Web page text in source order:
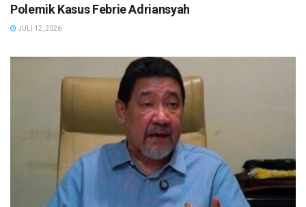
Polemik Kasus Febrie Adriansyah
JULI 12, 2026